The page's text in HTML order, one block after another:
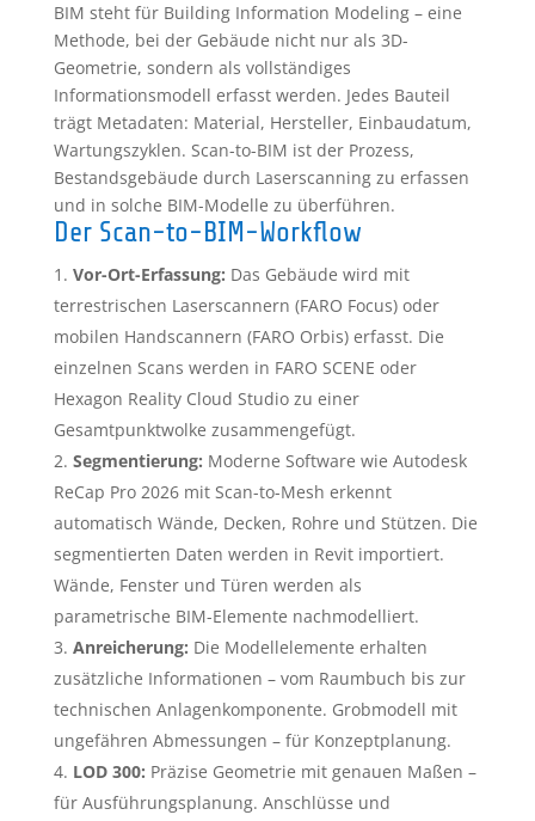
BIM steht für Building Information Modeling – eine
Methode, bei der Gebäude nicht nur als 3D-
Geometrie, sondern als vollständiges
Informationsmodell erfasst werden. Jedes Bauteil
trägt Metadaten: Material, Hersteller, Einbaudatum,
Wartungszyklen. Scan-to-BIM ist der Prozess,
Bestandsgebäude durch Laserscanning zu erfassen
und in solche BIM-Modelle zu überführen.
Der Scan-to-BIM-Workflow
Vor-Ort-Erfassung: Das Gebäude wird mit
terrestrischen Laserscannern (FARO Focus) oder
mobilen Handscannern (FARO Orbis) erfasst. Die
einzelnen Scans werden in FARO SCENE oder
Hexagon Reality Cloud Studio zu einer
Gesamtpunktwolke zusammengefügt.
Segmentierung: Moderne Software wie Autodesk
ReCap Pro 2026 mit Scan-to-Mesh erkennt
automatisch Wände, Decken, Rohre und Stützen. Die
segmentierten Daten werden in Revit importiert.
Wände, Fenster und Türen werden als
parametrische BIM-Elemente nachmodelliert.
Anreicherung: Die Modellelemente erhalten
zusätzliche Informationen – vom Raumbuch bis zur
technischen Anlagenkomponente. Grobmodell mit
ungefähren Abmessungen – für Konzeptplanung.
LOD 300: Präzise Geometrie mit genauen Maßen –
für Ausführungsplanung. Anschlüsse und